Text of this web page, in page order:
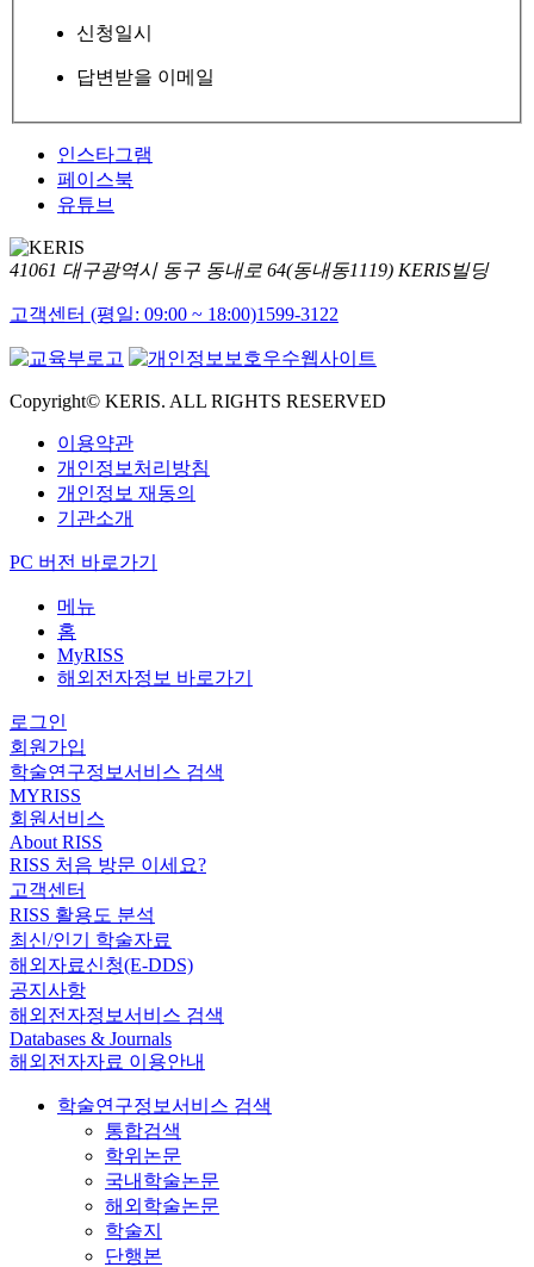
신청일시
답변받을 이메일
인스타그램
페이스북
유튜브
41061 대구광역시 동구 동내로 64(동내동1119) KERIS빌딩
고객센터 (평일: 09:00 ~ 18:00)1599-3122
Copyright© KERIS. ALL RIGHTS RESERVED
이용약관
개인정보처리방침
개인정보 재동의
기관소개
PC 버전 바로가기
메뉴
홈
MyRISS
해외전자정보 바로가기
로그인
회원가입
학술연구정보서비스 검색
MYRISS
회원서비스
About RISS
RISS 처음 방문 이세요?
고객센터
RISS 활용도 분석
최신/인기 학술자료
해외자료신청(E-DDS)
공지사항
해외전자정보서비스 검색
Databases & Journals
해외전자자료 이용안내
학술연구정보서비스 검색
통합검색
학위논문
국내학술논문
해외학술논문
학술지
단행본